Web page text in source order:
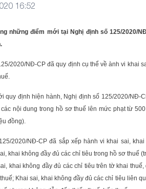
16:52
những điểm mới tại Nghị định số 125/2020/
2020/NĐ-CP đã quy định cụ thể về ành vi khai
quy định hiện hành, Nghị định số 125/2020/NĐ-
nội dung trong hồ sơ thuế lên mức phạt từ
đồng).
2020/NĐ-CP đã sắp xếp hành vi khai sai,
khai không đầy đủ các chỉ tiêu trong hồ sơ
khai không đầy đủ các chỉ tiêu trên tờ khai
Khai sai, khai không đầy đủ các chỉ tiêu liên